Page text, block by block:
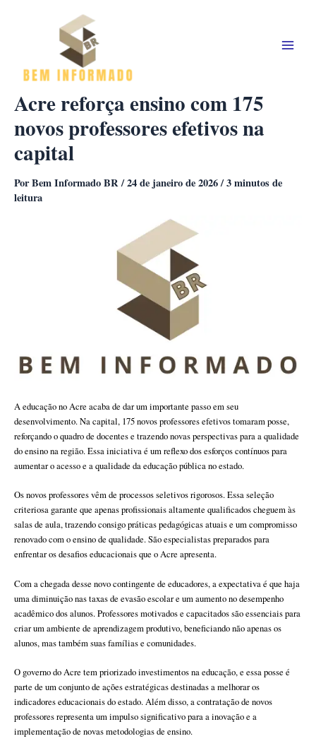
Acre reforça ensino com 175
novos professores efetivos na
capital
PorBem Informado BR/24 de janeiro de 2026/3 minutos de
leitura
A educação no Acre acaba de dar um importante passo em seu
desenvolvimento. Na capital, 175 novos professores efetivos tomaram posse,
reforçando o quadro de docentes e trazendo novas perspectivas para a qualidade
do ensino na região. Essa iniciativa é um reflexo dos esforços contínuos para
aumentar o acesso e a qualidade da educação pública no estado.
Os novos professores vêm de processos seletivos rigorosos. Essa seleção
criteriosa garante que apenas profissionais altamente qualificados cheguem às
salas de aula, trazendo consigo práticas pedagógicas atuais e um compromisso
renovado com o ensino de qualidade. São especialistas preparados para
enfrentar os desafios educacionais que o Acre apresenta.
Com a chegada desse novo contingente de educadores, a expectativa é que haja
uma diminuição nas taxas de evasão escolar e um aumento no desempenho
acadêmico dos alunos. Professores motivados e capacitados são essenciais para
criar um ambiente de aprendizagem produtivo, beneficiando não apenas os
alunos, mas também suas famílias e comunidades.
O governo do Acre tem priorizado investimentos na educação, e essa posse é
parte de um conjunto de ações estratégicas destinadas a melhorar os
indicadores educacionais do estado. Além disso, a contratação de novos
professores representa um impulso significativo para a inovação e a
implementação de novas metodologias de ensino.